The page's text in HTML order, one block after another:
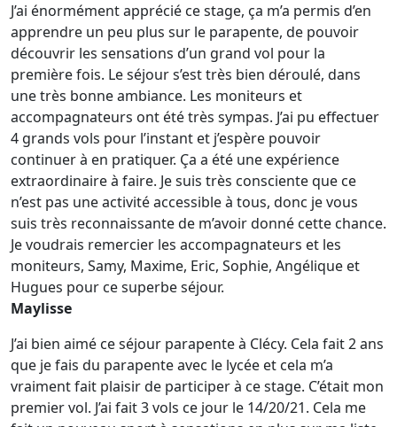
J’ai énormément apprécié ce stage, ça m’a permis d’en
apprendre un peu plus sur le parapente, de pouvoir
découvrir les sensations d’un grand vol pour la
première fois. Le séjour s’est très bien déroulé, dans
une très bonne ambiance. Les moniteurs et
accompagnateurs ont été très sympas. J’ai pu effectuer
4 grands vols pour l’instant et j’espère pouvoir
continuer à en pratiquer. Ça a été une expérience
extraordinaire à faire. Je suis très consciente que ce
n’est pas une activité accessible à tous, donc je vous
suis très reconnaissante de m’avoir donné cette chance.
Je voudrais remercier les accompagnateurs et les
moniteurs, Samy, Maxime, Eric, Sophie, Angélique et
Hugues pour ce superbe séjour.
Maylisse
J’ai bien aimé ce séjour parapente à Clécy. Cela fait 2 ans
que je fais du parapente avec le lycée et cela m’a
vraiment fait plaisir de participer à ce stage. C’était mon
premier vol. J’ai fait 3 vols ce jour le 14/20/21. Cela me